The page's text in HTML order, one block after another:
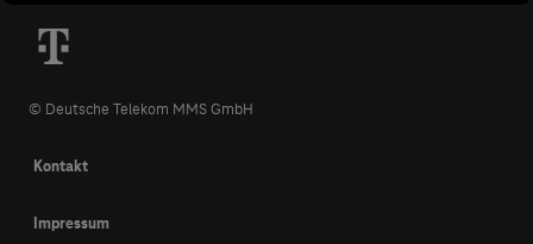
© Deutsche Telekom MMS GmbH
Kontakt
Impressum